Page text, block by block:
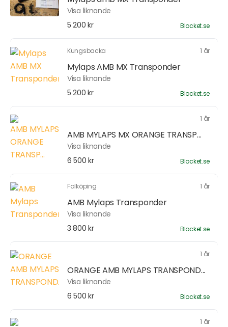
Visa liknande
5 200 kr
Blocket.se
Kungsbacka 1 år
Mylaps AMB MX Transponder
Visa liknande
5 200 kr
Blocket.se
1 år
AMB MYLAPS MX ORANGE TRANSP...
Visa liknande
6 500 kr
Blocket.se
Falköping 1 år
AMB Mylaps Transponder
Visa liknande
3 800 kr
Blocket.se
1 år
ORANGE AMB MYLAPS TRANSPOND...
Visa liknande
6 500 kr
Blocket.se
1 år